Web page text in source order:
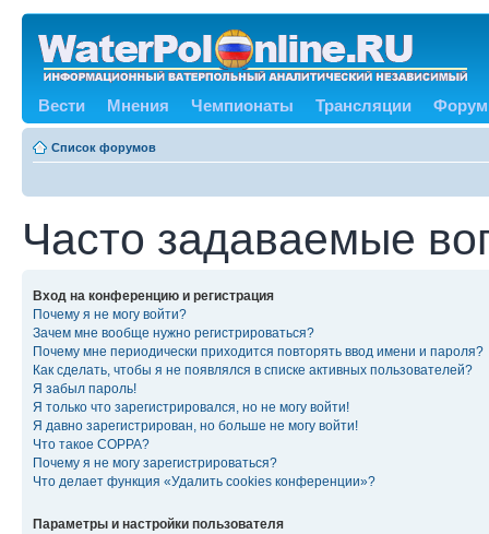
Вести Мнения Чемпионаты Трансляции Форум
Список форумов
Часто задаваемые
Вход на конференцию и регистрация
Почему я не могу войти?
Зачем мне вообще нужно регистрироваться?
Почему мне периодически приходится повторять ввод имени и пароля?
Как сделать, чтобы я не появлялся в списке активных пользователей?
Я забыл пароль!
Я только что зарегистрировался, но не могу войти!
Я давно зарегистрирован, но больше не могу войти!
Что такое COPPA?
Почему я не могу зарегистрироваться?
Что делает функция «Удалить cookies конференции»?
Параметры и настройки пользователя